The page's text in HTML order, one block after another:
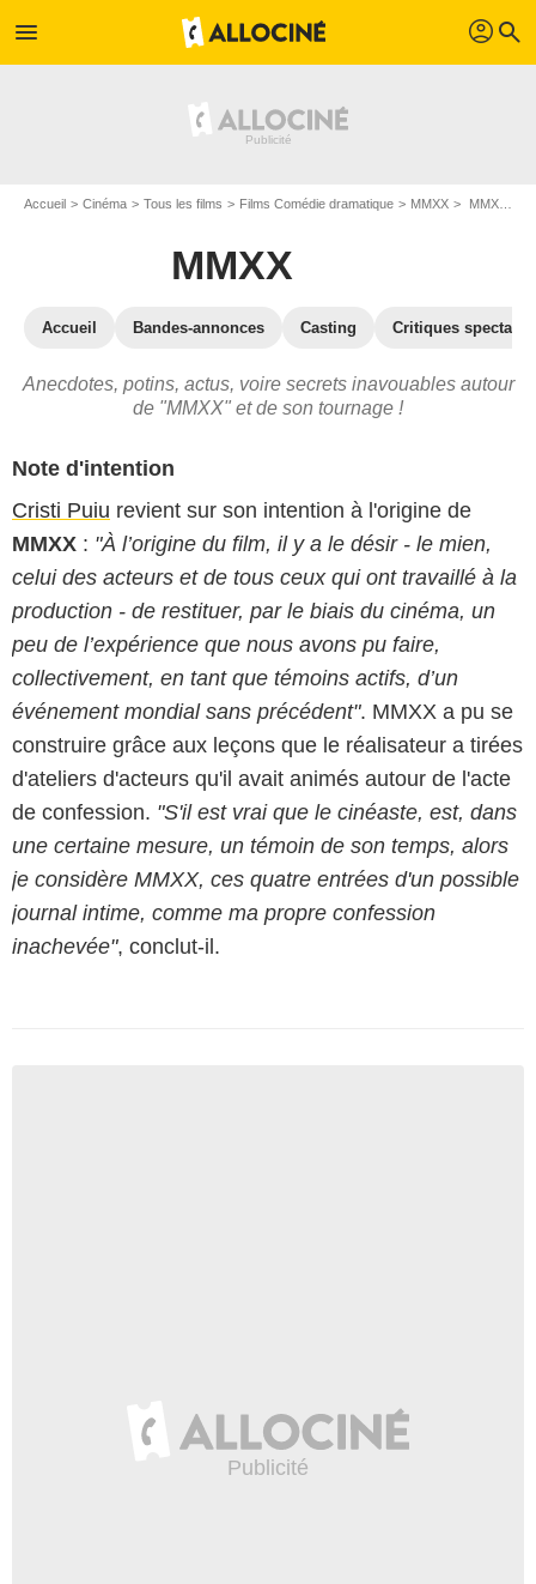
menu profil search
Accueil Cinéma Tous les films Films Comédie dramatique MMXX MMXX : les secrets du tournage
MMXX
Accueil Bandes-annonces Casting Critiques
Anecdotes, potins, actus, voire secrets inavouables autour
de "MMXX" et de son tournage !
Note d'intention
Cristi Puiu revient sur son intention à l'origine de
MMXX : "À l’origine du film, il y a le désir - le mien,
celui des acteurs et de tous ceux qui ont travaillé à la
production - de restituer, par le biais du cinéma, un
peu de l’expérience que nous avons pu faire,
collectivement, en tant que témoins actifs, d’un
événement mondial sans précédent". MMXX a pu se
construire grâce aux leçons que le réalisateur a tirées
d'ateliers d'acteurs qu'il avait animés autour de l'acte
de confession. "S'il est vrai que le cinéaste, est, dans
une certaine mesure, un témoin de son temps, alors
je considère MMXX, ces quatre entrées d'un possible
journal intime, comme ma propre confession
inachevée", conclut-il.